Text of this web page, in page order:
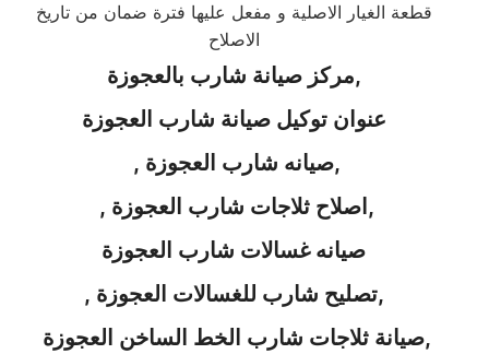
قطعة الغيار الاصلية و مفعل عليها فترة ضمان من تاريخ
الاصلاح
مركز صيانة شارب بالعجوزة,
عنوان توكيل صيانة شارب العجوزة
, صيانه شارب العجوزة
,
, اصلاح ثلاجات شارب العجوزة
,
صيانه غسالات شارب العجوزة
, تصليح شارب للغسالات العجوزة
,
صيانة ثلاجات شارب الخط الساخن العجوزة,